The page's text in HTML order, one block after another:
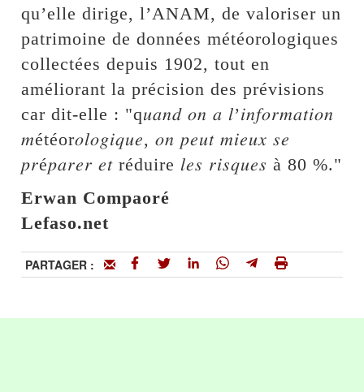
qu’elle dirige, l’ANAM, de valoriser un
patrimoine de données météorologiques
collectées depuis 1902, tout en
améliorant la précision des prévisions
car dit-elle : "q𝑢𝑎𝑛𝑑 𝑜𝑛 𝑎 𝑙’𝑖𝑛𝑓𝑜𝑟𝑚𝑎𝑡𝑖𝑜𝑛
𝑚étéor𝑜𝑙𝑜𝑔𝑖𝑞𝑢𝑒, 𝑜𝑛 𝑝𝑒𝑢𝑡 𝑚𝑖𝑒𝑢𝑥 𝑠𝑒
𝑝𝑟é𝑝𝑎𝑟𝑒𝑟 𝑒𝑡 réduire 𝑙𝑒𝑠 𝑟𝑖𝑠𝑞𝑢𝑒𝑠 à 80 %."
Erwan Compaoré
Lefaso.net
PARTAGER :